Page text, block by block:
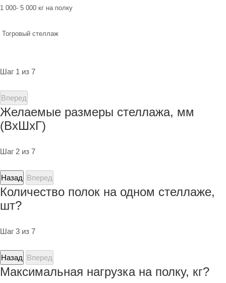
1 000- 5 000 кг на полку
Тогровый стеллаж
Шаг 1 из 7
Вперед
Желаемые размеры стеллажа, мм
(ВхШхГ)
Шаг 2 из 7
Назад Вперед
Количество полок на одном стеллаже,
шт?
Шаг 3 из 7
Назад Вперед
Максимальная нагрузка на полку, кг?